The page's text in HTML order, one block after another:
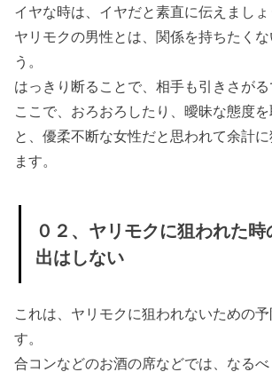
イヤな時は、イヤだと素直に伝えましょ
ヤリモクの男性とは、関係を持ちたくな
う。
はっきり断ることで、相手も引きさがる
ここで、おろおろしたり、曖昧な態度を
と、優柔不断な女性だと思われて余計
ます。
０２、ヤリモクに狙われた
出はしない
これは、ヤリモクに狙われないための
す。
合コンなどのお酒の席などでは、なる